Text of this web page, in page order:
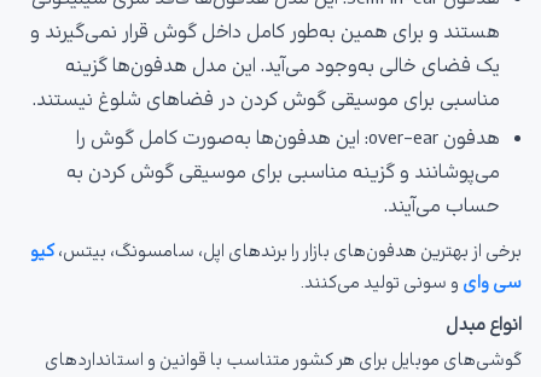
هستند و برای همین به‌طور کامل داخل گوش قرار نمی‌گیرند و
یک فضای خالی به‌وجود می‌آید. این مدل هدفون‌ها گزینه
مناسبی برای موسیقی گوش کردن در فضاهای شلوغ نیستند.
هدفون over-ear: این هدفون‌ها به‌صورت کامل گوش را
می‌پوشانند و گزینه مناسبی برای موسیقی گوش کردن به
حساب می‌آیند.
برخی از بهترین هدفون‌های بازار را برندهای اپل، سامسونگ، بیتس،کیو
سی وای و سونی تولید می‌کنند.
انواع مبدل
گوشی‌های موبایل برای هر کشور متناسب با قوانین و استانداردهای